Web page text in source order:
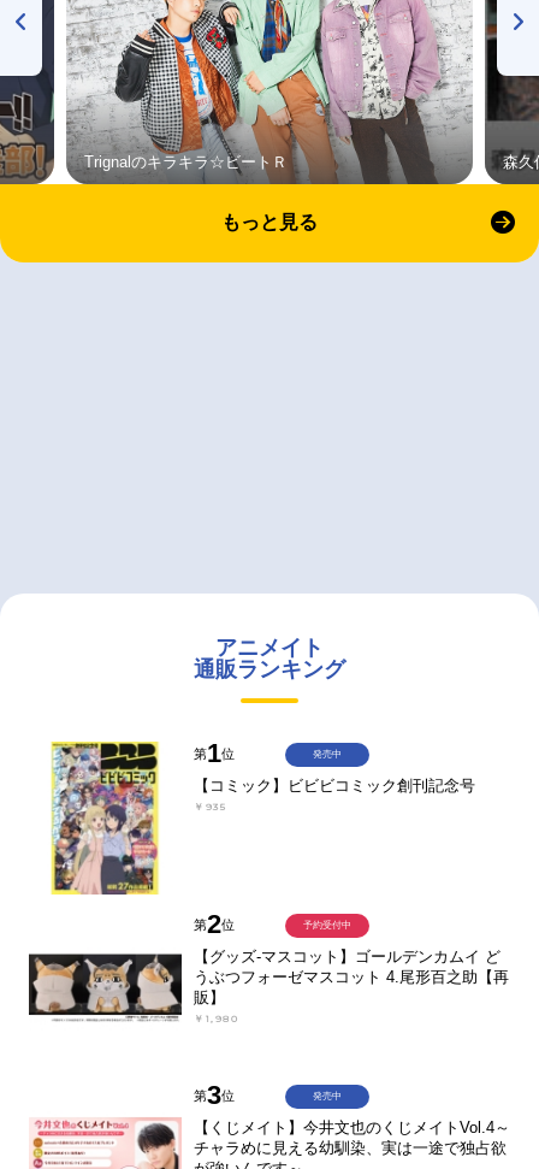
Trignalのキラキラ☆ビートＲ 森久
もっと見る
アニメイト
通販ランキング
第1位
【コミック】ビビビコミック創刊記念号
￥935
発売中
第2位
【グッズ-マスコット】ゴールデンカムイ ど
うぶつフォーゼマスコット 4.尾形百之助【再
販】
￥1,980
予約受付中
第3位
【くじメイト】今井文也のくじメイトVol.4～
チャラめに見える幼馴染、実は一途で独占欲
発売中